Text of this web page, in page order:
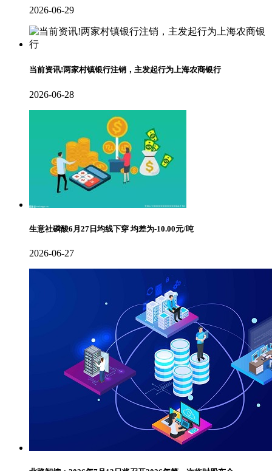
2026-06-29
当前资讯!两家村镇银行注销，主发起行为上海农商银行
2026-06-28
生意社磷酸6月27日均线下穿 均差为-10.00元/吨
2026-06-27